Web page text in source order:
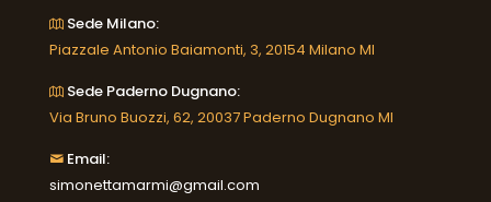
Sede Milano:
Piazzale Antonio Baiamonti, 3, 20154 Milano MI
Sede Paderno Dugnano:
Via Bruno Buozzi, 62, 20037 Paderno Dugnano MI
Email:
simonettamarmi@gmail.com